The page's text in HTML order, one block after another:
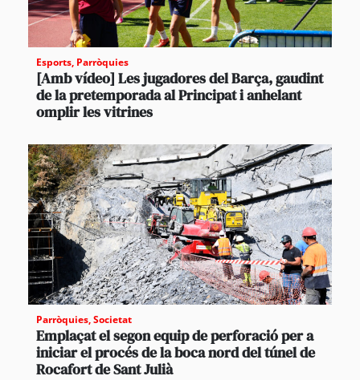
Esports, Parròquies
[Amb vídeo] Les jugadores del Barça, gaudint
de la pretemporada al Principat i anhelant
omplir les vitrines
Parròquies,Societat
Emplaçat el segon equip de perforació per a
iniciar el procés de la boca nord del túnel de
Rocafort de Sant Julià